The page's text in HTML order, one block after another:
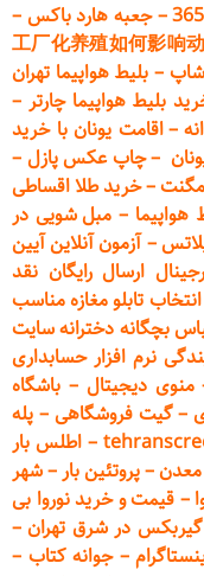
–جعبه هارد باکس –
工厂化养殖如何影响
– بلیط هواپیما تهران
بلیط هواپیما چارتر –
–اقامت یونان با خرید
–چاپ عکس پازل –
–خرید طلا اقساطی
هواپیما –مبل شویی در
–آزمون آنلاین آیین
ارسال رایگان نقد
انتخاب تابلو مغازه مناسب
بچگانه دخترانه سایت
نرم افزار حسابداری
منوی دیجیتال – باشگاه
–گیت فروشگاهی – پله
–اطلس بار
معدن–پروتئین بار–شهر
– قیمت و خرید نوروا بی
گیربکس در شرق تهران–
–جوانه کتاب –